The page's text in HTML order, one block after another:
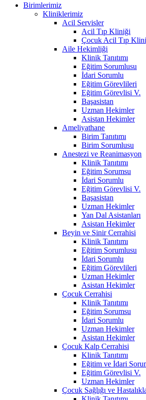
Birimlerimiz
Kliniklerimiz
Acil Servisler
Acil Tıp Kliniği
Çocuk Acil Tıp
Aile Hekimliği
Klinik Tanıtımı
Eğitim Sorumlusu
İdari Sorumlu
Eğitim Görevlileri
Eğitim Görevlisi V.
Başasistan
Uzman Hekimler
Asistan Hekimler
Ameliyathane
Birim Tanıtımı
Birim Sorumlusu
Anestezi ve Reanimasyon
Klinik Tanıtımı
Eğitim Sorumsu
İdari Sorumlu
Eğitim Görevlisi V.
Başasistan
Uzman Hekimler
Yan Dal Asistanları
Asistan Hekimler
Beyin ve Sinir Cerrahisi
Klinik Tanıtımı
Eğitim Sorumlusu
İdari Sorumlu
Eğitim Görevlileri
Uzman Hekimler
Asistan Hekimler
Çocuk Cerrahisi
Klinik Tanıtımı
Eğitim Sorumsu
İdari Sorumlu
Uzman Hekimler
Asistan Hekimler
Çocuk Kalp Cerrahisi
Klinik Tanıtımı
Eğitim ve İdari
Eğitim Görevlisi V.
Uzman Hekimler
Çocuk Sağlığı ve